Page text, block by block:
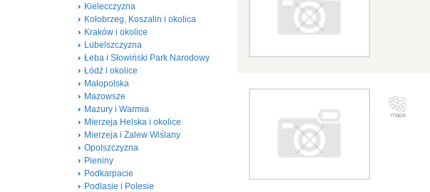
Kielecczyzna
Kołobrzeg, Koszalin i okolica
Kraków i okolice
Lubelszczyzna
Łeba i Słowiński Park Narodowy
Łódź i okolice
Małopolska
Mazowsze
Mazury i Warmia
Mierzeja Helska i okolice
Mierzeja i Zalew Wiślany
Opolszczyzna
Pieniny
Podkarpacie
Podlasie i Polesie